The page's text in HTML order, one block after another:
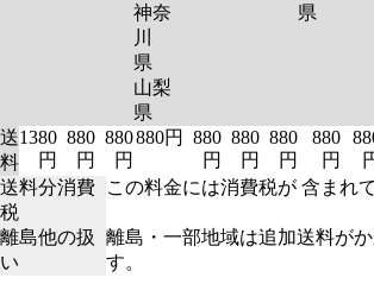
神奈
川
県
山梨
県
県
送
料
1380
円
880
円
880
円
880円
880
円
880
円
880
円
880
円
送料分消費
税
この料金には消費税が 含まれ
離島他の扱
い
離島・一部地域は追加送料が
す。